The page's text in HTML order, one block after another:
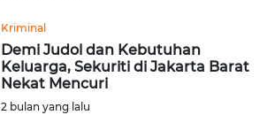
Kriminal
Demi Judol dan Kebutuhan
Keluarga, Sekuriti di Jakarta Barat
Nekat Mencuri
2 bulan yang lalu